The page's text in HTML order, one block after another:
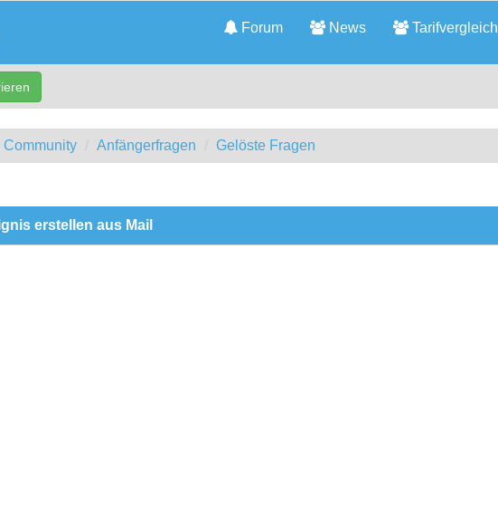
Forum News Tarifvergleich
Anfängerfragen Gelöste Fragen
erstellen aus Mail